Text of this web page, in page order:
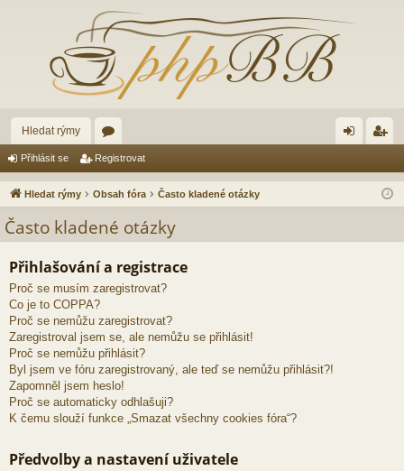
Hledat rýmy
ór
a lá
se
ist
va
Přihlásit se Registrovat
Hledat rýmy Obsah fóra Často kladené otázky
Často kladené otázky
Přihlašování a registrace
Proč se musím zaregistrovat?
Co je to COPPA?
Proč se nemůžu zaregistrovat?
Zaregistroval jsem se, ale nemůžu se přihlásit!
Proč se nemůžu přihlásit?
Byl jsem ve fóru zaregistrovaný, ale teď se nemůžu přihlásit?!
Zapomněl jsem heslo!
Proč se automaticky odhlašuji?
K čemu slouží funkce „Smazat všechny cookies fóra“?
Předvolby a nastavení uživatele